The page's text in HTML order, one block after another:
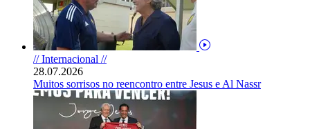
// Internacional //
28.07.2026
Muitos sorrisos no reencontro entre Jesus e Al Nassr